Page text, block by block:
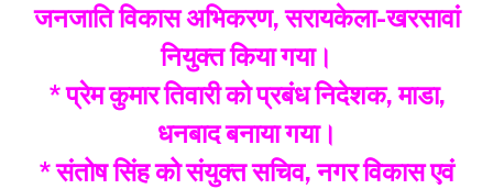
जनजाति विकास अभिकरण, सरायकेला-खरसावां
नियुक्त किया गया।
* प्रेम कुमार तिवारी को प्रबंध निदेशक, माडा,
धनबाद बनाया गया।
* संतोष सिंह को संयुक्त सचिव, नगर विकास एवं